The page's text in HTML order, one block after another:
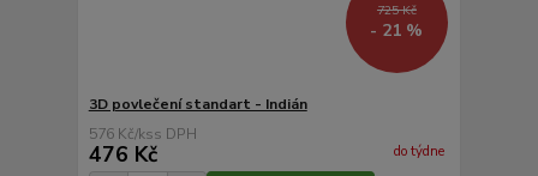
725 Kč
- 21 %
3D povlečení standart - Indián
576 Kč/ks
476 Kč do týdne